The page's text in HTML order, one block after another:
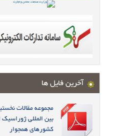
آخرین فایل ها
مجموعه مقالات
بین المللی ژوراسیک
کشورهای همجوار